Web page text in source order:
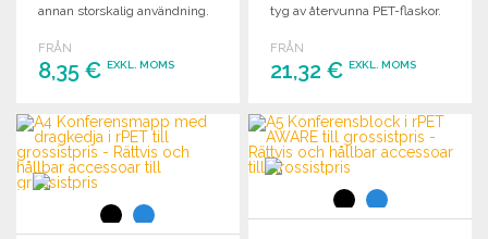
annan storskalig användning.
FRÅN
8,35 € EXKL. MOMS
BESTÄLL
Begär offert
tyg av återvunna PET-flaskor.
FRÅN
21,32 €EXKL. MOMS
BESTÄLL
Begär offert